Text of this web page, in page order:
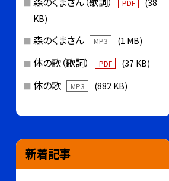
PDF
KB)
森のくまさん MP3 (1 MB)
体の歌（歌詞） PDF (37 KB)
体の歌 MP3 (882 KB)
新着記事